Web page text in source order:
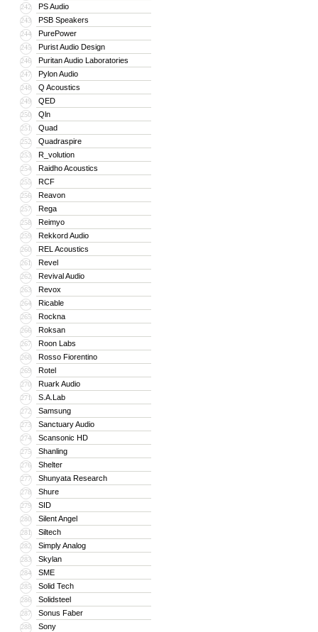
242 PS Audio
243 PSB Speakers
244 PurePower
245 Purist Audio Design
246 Puritan Audio Laboratories
247 Pylon Audio
248 Q Acoustics
249 QED
250 Qln
251 Quad
252 Quadraspire
253 R_volution
254 Raidho Acoustics
255 RCF
256 Reavon
257 Rega
258 Reimyo
259 Rekkord Audio
260 REL Acoustics
261 Revel
262 Revival Audio
263 Revox
264 Ricable
265 Rockna
266 Roksan
267 Roon Labs
268 Rosso Fiorentino
269 Rotel
270 Ruark Audio
271 S.A.Lab
272 Samsung
273 Sanctuary Audio
274 Scansonic HD
275 Shanling
276 Shelter
277 Shunyata Research
278 Shure
279 SID
280 Silent Angel
281 Siltech
282 Simply Analog
283 Skylan
284 SME
285 Solid Tech
286 Solidsteel
287 Sonus Faber
288 Sony